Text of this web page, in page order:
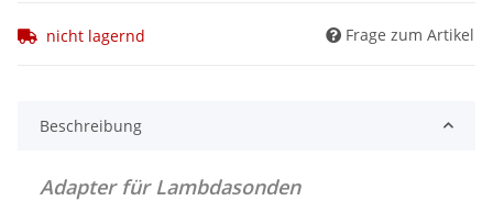
nicht lagernd Frage zum Artikel
Beschreibung
Adapter für Lambdasonden